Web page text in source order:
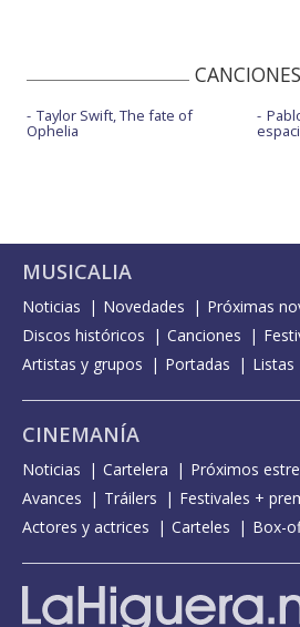
CANCIONES
Taylor Swift, The fate of
Ophelia
MUSICALIA
Noticias Novedades
Próximas
Discos históricos
Canciones
Artistas y grupos
Portadas Listas
CINEMANÍA
Noticias Cartelera Próximos
Avances
Tráilers
Festivales +
Actores y actrices
Carteles Box-